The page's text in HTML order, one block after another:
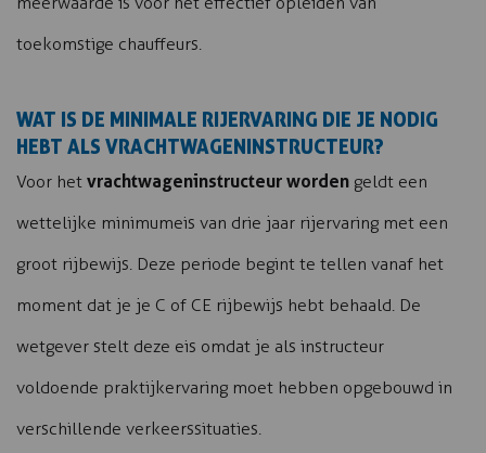
toekomstige chauffeurs.
WAT IS DE MINIMALE RIJERVARING DIE JE NODIG
HEBT ALS VRACHTWAGENINSTRUCTEUR?
Voor het vrachtwageninstructeur worden geldt een
wettelijke minimumeis van drie jaar rijervaring met een
groot rijbewijs. Deze periode begint te tellen vanaf het
moment dat je je C of CE rijbewijs hebt behaald. De
wetgever stelt deze eis omdat je als instructeur
voldoende praktijkervaring moet hebben opgebouwd in
verschillende verkeerssituaties.